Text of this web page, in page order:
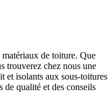
de toiture. Que
trouverez chez nous une
et isolants aux sous-toitures
de qualité et des conseils